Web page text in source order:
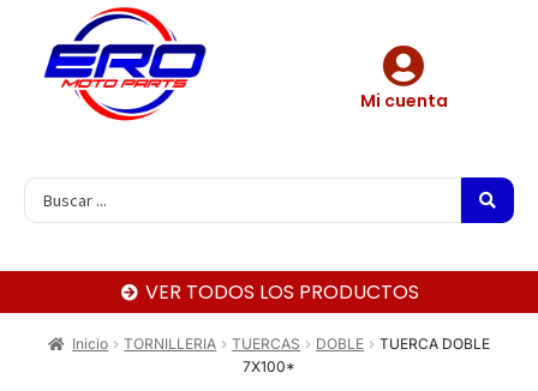
Mi cuenta
VER TODOS LOS PRODUCTOS
Inicio TORNILLERIA TUERCAS DOBLE
TUERCA DOBLE
7X100*